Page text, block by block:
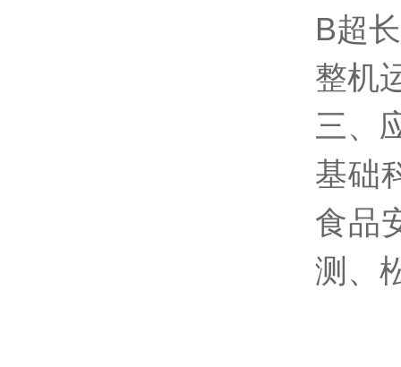
B超
整机
三、
基础
食品
测、